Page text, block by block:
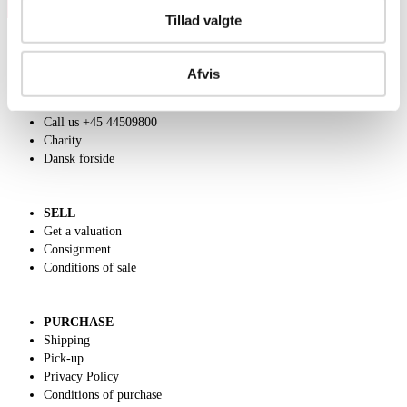
Tillad valgte
Afvis
Call us +45 44509800
Charity
Dansk forside
SELL
Get a valuation
Consignment
Conditions of sale
PURCHASE
Shipping
Pick-up
Privacy Policy
Conditions of purchase